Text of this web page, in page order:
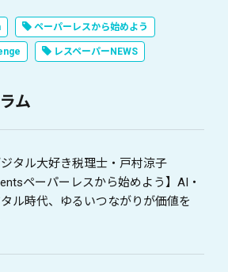
ペーパーレスから始めよう
レスペーパーNEWS
ム
ジタル大好き税理士・戸村涼子
ペーパーレスから始めよう】AI・
ル時代、ゆるいつながりが価値を